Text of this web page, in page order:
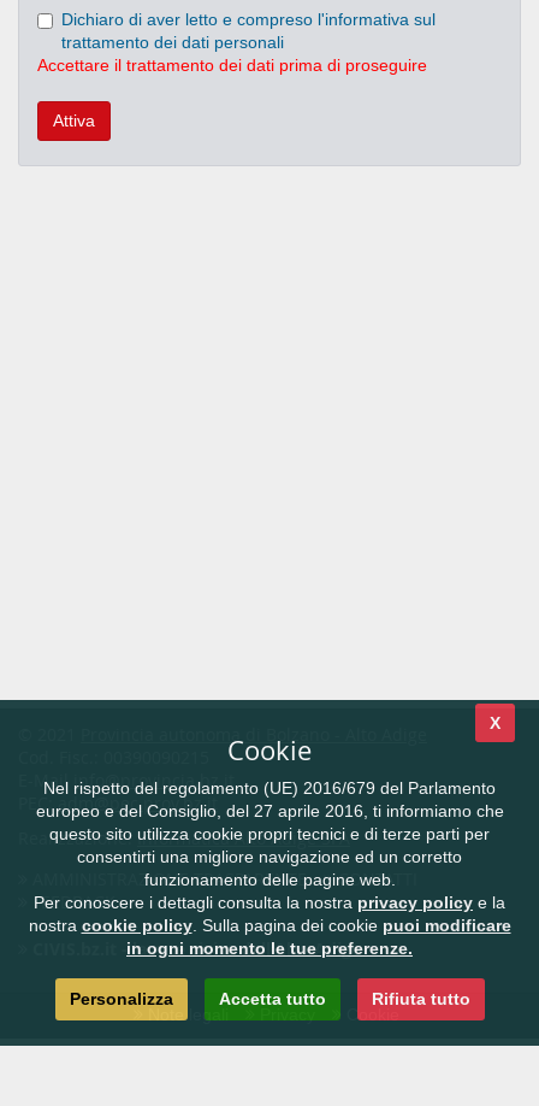
Dichiaro di aver letto e compreso l'informativa sul
trattamento dei dati personali
Accettare il trattamento dei dati prima di proseguire
Attiva
E-Mail info@provincia.bz.it
PEC:adm@pec.prov.bz.it
Realizzazione: Informatica Alto Adige SPA
AMMINISTRAZIONE TRASPARENTE
CONTATTI
FEEDBACK
CIVIS.bz.it - la rete civica dell'Alto Adige
Note legali Cookie
X
Cookie
Nel rispetto del regolamento (UE) 2016/679 del Parlamento
europeo e del Consiglio, del 27 aprile 2016, ti informiamo che
questo sito utilizza cookie propri tecnici e di terze parti per
consentirti una migliore navigazione ed un corretto
funzionamento delle pagine web.
Per conoscere i dettagli consulta la nostra privacy policy e la
nostra cookie policy. Sulla pagina dei cookie puoi modificare
in ogni momento le tue preferenze.
Personalizza Accetta tutto Rifiuta tutto